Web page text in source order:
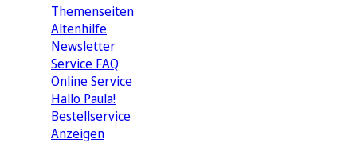
Themenseiten
Altenhilfe
Newsletter
Service FAQ
Online Service
Hallo Paula!
Bestellservice
Anzeigen